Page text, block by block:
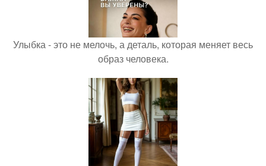
Улыбка - это не мелочь, а деталь, которая меняет весь
образ человека.